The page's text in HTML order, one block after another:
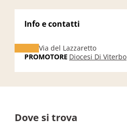
Info e contatti
Via del Lazzaretto
PROMOTORE Diocesi Di Viterbo
Dove si trova